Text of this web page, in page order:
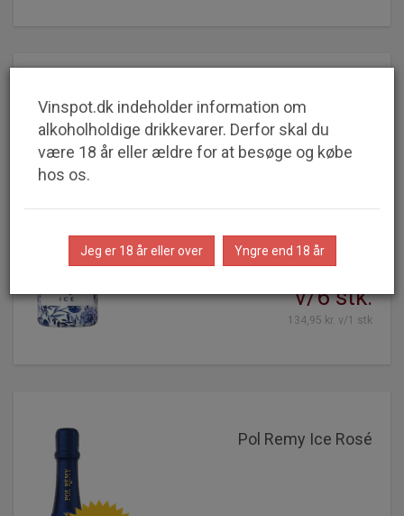
Pol Remy Ice Blanc
99,95 kr.
v/6 stk.
134,95 kr. v/1 stk
26%
Pol Remy Ice Rosé
Vinspot.dk indeholder information om
alkoholholdige drikkevarer. Derfor skal du
være 18 år eller ældre for at besøge og købe
hos os.
Jeg er 18 år eller over Yngre end 18 år